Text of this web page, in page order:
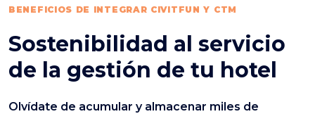
BENEFICIOS DE INTEGRAR CIVITFUN Y CTM
Sostenibilidad al servicio
de la gestión de tu hotel
Olvídate de acumular y almacenar miles de